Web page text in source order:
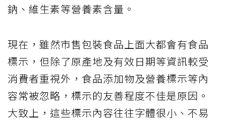
鈉、維生素等營養素含量。
現在，雖然市售包裝食品上面大都會有食品
標示，但除了原產地及有效日期等資訊較受
消費者重視外，食品添加物及營養標示等內
容常被忽略，標示的友善程度不佳是原因。
大致上，這些標示內容往往字體很小、不易